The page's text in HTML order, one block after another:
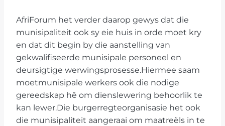
AfriForum het verder daarop gewys dat die
munisipaliteit ook sy eie huis in orde moet kry
en dat dit begin by die aanstelling van
gekwalifiseerde munisipale personeel en
deursigtige werwingsprosesse.Hiermee saam
moetmunisipale werkers ook die nodige
gereedskap hê om dienslewering behoorlik te
kan lewer.Die burgerregteorganisasie het ook
die munisipaliteit aangeraai om maatreëls in te